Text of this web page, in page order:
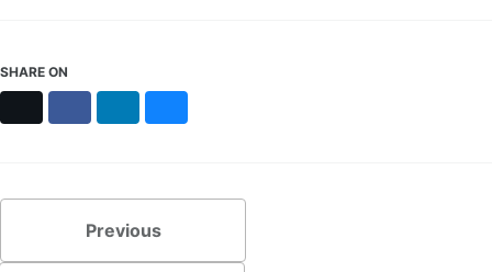
SHARE ON
Previous